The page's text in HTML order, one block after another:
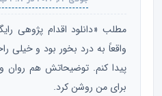
واقعاً به درد بخور بود و خیلی
پیدا کنم. توضیحاتش هم روان
برای من روشن کرد.